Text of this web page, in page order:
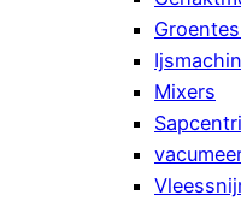
Mixers